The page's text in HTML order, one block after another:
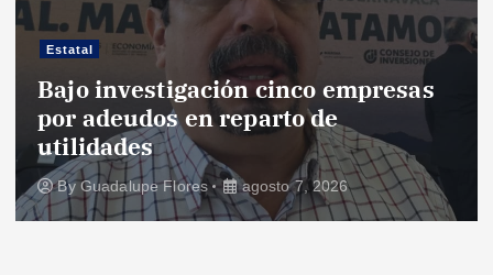
Estatal
Bajo investigación cinco empresas
por adeudos en reparto de
utilidades
ByGuadalupe Flores agosto 7, 2026